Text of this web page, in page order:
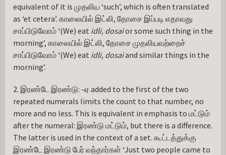
equivalent of it is முதலிய ‘such’, which is often translated
as ‘et cetera’. காலையில் இட்லி, தோசை இப்படி எதாவது
சாப்பிடுவோம் ‘(We) eat idli, dosai or some such thing in the
morning’, காலையில் இட்லி, தோசை முதலியவற்றைச்
சாப்பிடுவோம் ‘(We) eat idli, dosai and similar things in the
morning’.
2. இரண்டே இரண்டு: -ஏ added to the first of the two
repeated numerals limits the count to that number, no
more and no less. This is equivalent in emphasis to மட்டும்
after the numeral: இரண்டு மட்டும், but there is a difference.
The latter is used in the context of a set. கூட்டத்துக்கு
இரண்டே இரண்டு பேர் வந்தார்கள் ‘Just two people came to